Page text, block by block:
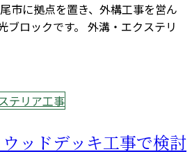
市に拠点を置き、外構工事を営ん
ブロックです。 外溝・エクステリ
テリア工事
ッドデッキ工事で検討